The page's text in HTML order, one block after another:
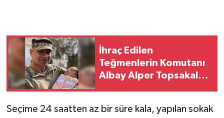
İhraç Edilen
Teğmenlerin Komutanı
Albay Alper Topsakal
Seçime 24 saatten az bir süre kala, yapılan sokak